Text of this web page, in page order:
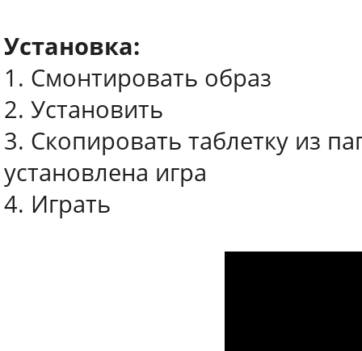
Установка:
1. Смонтировать образ
2. Установить
3. Скопировать таблетку из
установлена игра
4. Играть